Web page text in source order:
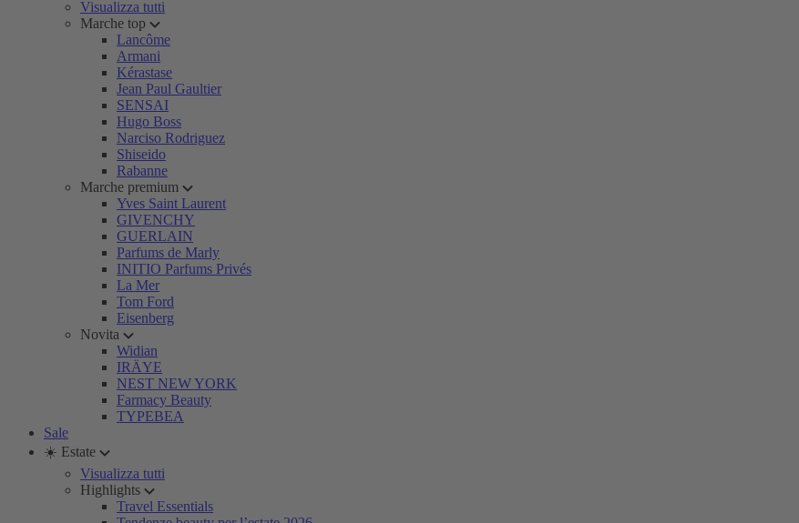
Visualizza tutti
Marche top
Lancôme
Armani
Kérastase
Jean Paul Gaultier
SENSAI
Hugo Boss
Narciso Rodriguez
Shiseido
Rabanne
Marche premium
Yves Saint Laurent
GIVENCHY
GUERLAIN
Parfums de Marly
INITIO Parfums Privés
La Mer
Tom Ford
Eisenberg
Novita
Widian
IRÄYE
NEST NEW YORK
Farmacy Beauty
TYPEBEA
Sale
☀️ Estate
Visualizza tutti
Highlights
Travel Essentials